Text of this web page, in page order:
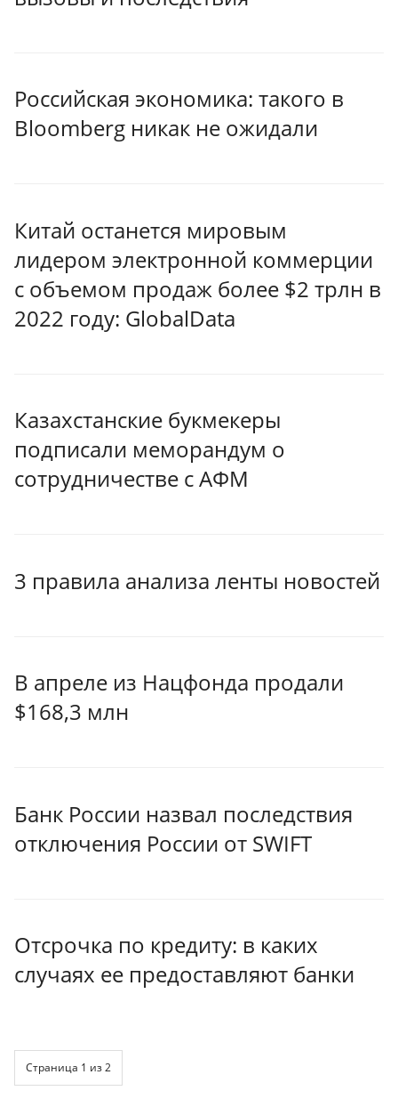
Российская экономика: такого в
Bloomberg никак не ожидали
Китай останется мировым
лидером электронной коммерции
с объемом продаж более $2 трлн в
2022 году: GlobalData
Казахстанские букмекеры
подписали меморандум о
сотрудничестве с АФМ
3 правила анализа ленты новостей
В апреле из Нацфонда продали
$168,3 млн
Банк России назвал последствия
отключения России от SWIFT
Отсрочка по кредиту: в каких
случаях ее предоставляют банки
Страница 1 из 2